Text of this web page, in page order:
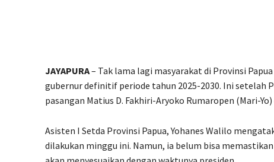
JAYAPURA– Tak lama lagi masyarakat di Provinsi
gubernur definitif periode tahun 2025-2030. Ini setelah
pasangan Matius D. Fakhiri-Aryoko Rumaropen (Mari-
Asisten I Setda Provinsi Papua, Yohanes Walilo
dilakukan minggu ini. Namun, ia belum bisa